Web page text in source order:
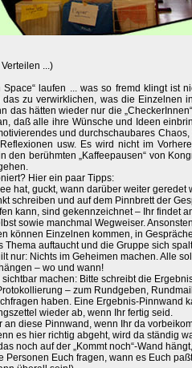
...)
Space“ laufen ... was so fremd klingt ist
das zu verwirklichen, was die Einzelnen
das hätten wieder nur die
daß alle ihre Wünsche und Ideen
und durchschaubares
usw. Es wird nicht im
den berühmten „Kaffeepausen“ von
Hier ein paar Tipps:
hat, guckt, wann darüber weiter geredet
schreiben und auf dem Pinnbrett der
kann, sind gekennzeichnet – Ihr findet
sowie manchmal Wegweiser.
können Einzelnen kommen, in
Thema auftaucht und die Gruppe sich
nur: Nichts im Geheimen machen. Alle
– wo und wann!
sichtbar machen: Bitte schreibt die
– zum Rundgeben,
haben. Eine Ergebnis-Pinnwand
wieder ab, wenn Ihr fertig seid.
an diese Pinnwand, wenn Ihr da
es hier richtig abgeht, wird da ständig
noch auf der „Kommt noch“-Wand
Personen Euch fragen, wann es Euch